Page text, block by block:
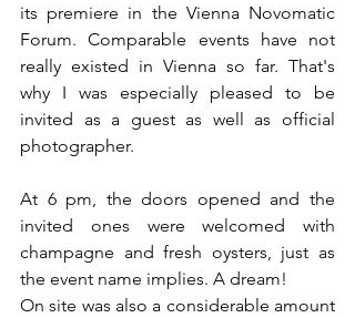
its premiere in the Vienna Novomatic
Forum. Comparable events have not
really existed in Vienna so far. That's
why I was especially pleased to be
invited as a guest as well as official
photographer.
At 6 pm, the doors opened and the
invited ones were welcomed with
champagne and fresh oysters, just as
the event name implies. A dream!
On site was also a considerable amount